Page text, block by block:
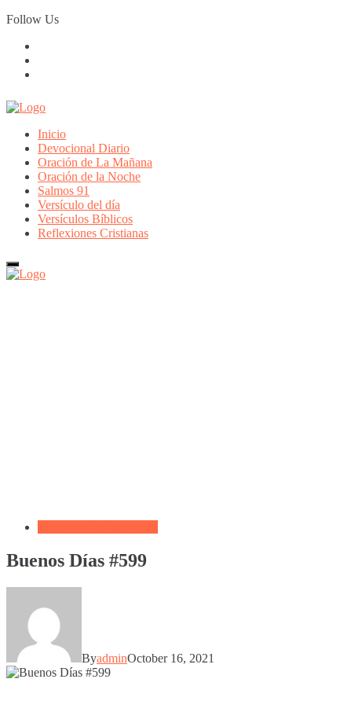
Skip
to
Follow Us
Inicio
Devocional Diario
Oración de La Mañana
Oración de la Noche
Salmos 91
Versículo del día
Versículos Bíblicos
Reflexiones Cristianas
Buenos Días #599
ByadminOctober 16, 2021